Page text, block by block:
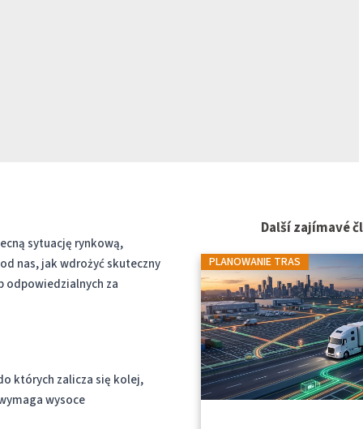
sytuację rynkową,
nas, jak wdrożyć skuteczny
odpowiedzialnych za
których zalicza się kolej,
wysoce
Další zajímavé
PLANOWANIE TRAS